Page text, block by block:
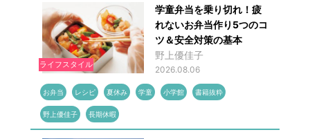
ライフスタイル
学童弁当を乗り切れ！疲
れないお弁当作り5つのコ
ツ＆安全対策の基本
野上優佳子
2026.08.06
お弁当 レシピ 夏休み 学童 小学館 書籍抜粋
野上優佳子 長期休暇